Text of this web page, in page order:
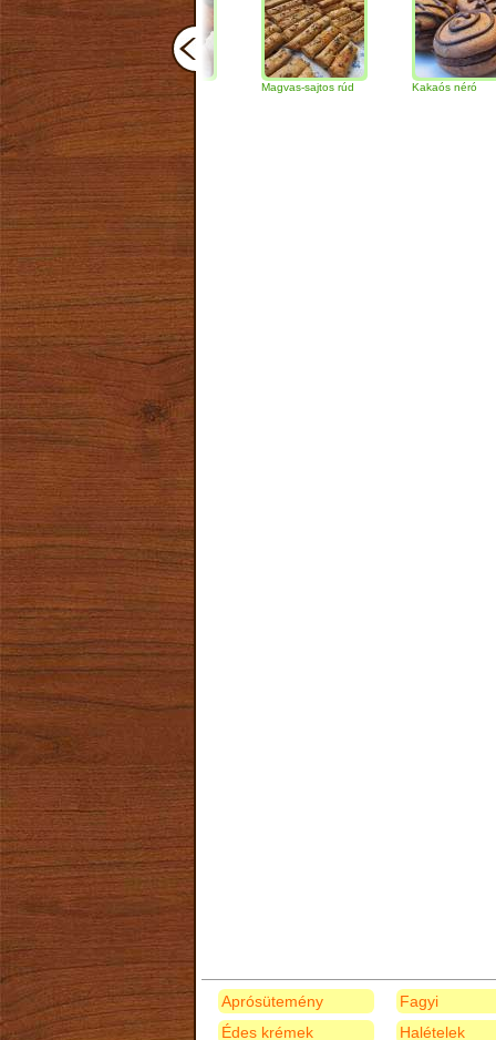
Csokoládés-diós
szendvics
Magvas-sajtos rúd Kakaós néró
Aprósütemény
Édes krémek
Fagyi
Halételek